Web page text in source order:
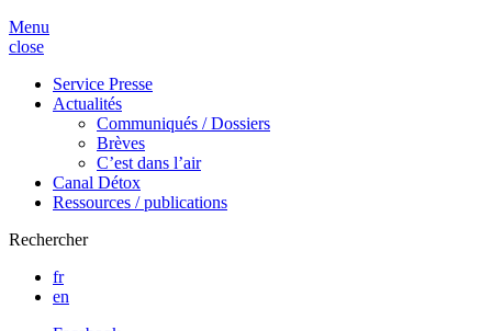
Menu
close
Service Presse
Actualités
Communiqués / Dossiers
Brèves
C’est dans l’air
Canal Détox
Ressources / publications
Rechercher
fr
en